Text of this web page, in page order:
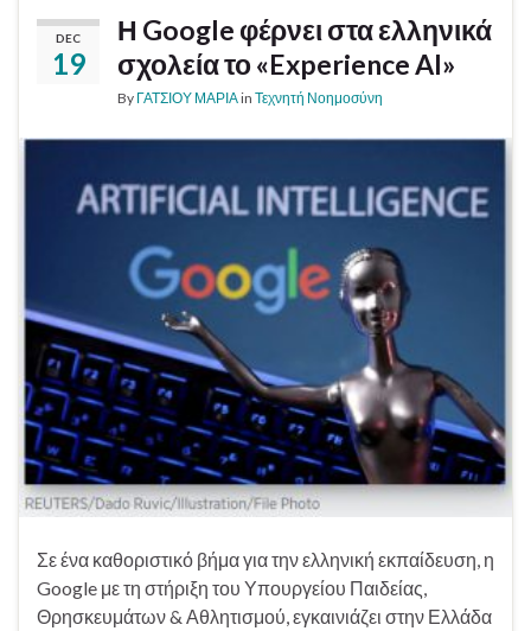
DEC
19
Η Google φέρνει στα ελληνικά
σχολεία το «Experience AI»
By ΓΑΤΣΙΟΥ ΜΑΡΙΑin Τεχνητή Νοημοσύνη
Σε ένα καθοριστικό βήμα για την ελληνική εκπαίδευση, η
Google με τη στήριξη του Υπουργείου Παιδείας,
Θρησκευμάτων & Αθλητισμού, εγκαινιάζει στην Ελλάδα